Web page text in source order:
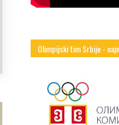
Olimpijski tim Srbije -